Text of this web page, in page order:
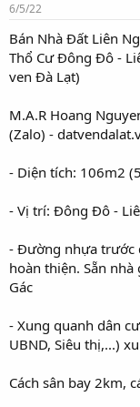
6/5/22
Bán Nhà Đất Liên
Thổ Cư Đông Đô -
ven Đà Lạt)
M.A.R Hoang
(Zalo) -
- Diện tích: 106m2
- Vị trí: Đông Đô -
- Đường nhựa trước
hoàn thiện. Sẵn nhà
Gác
- Xung quanh dân
UBND, Siêu thị,...)
Cách sân bay 2km,